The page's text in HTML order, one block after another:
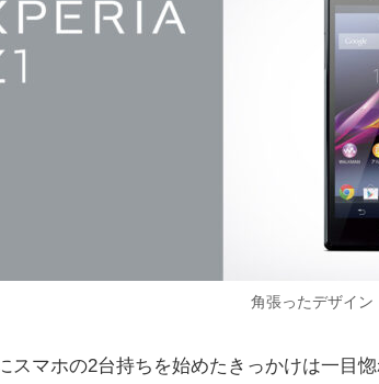
角張ったデザイ
スマホの2台持ちを始めたきっかけは一目